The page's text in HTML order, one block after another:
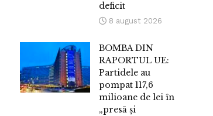
deficit
8 august 2026
BOMBA DIN
RAPORTUL UE:
Partidele au
pompat 117,6
milioane de lei în
„presă și